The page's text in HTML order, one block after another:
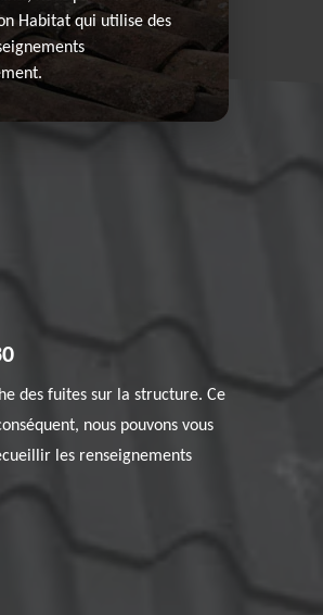
Habitat qui utilise des
des fuites sur la structure. Ce
nous pouvons vous
les renseignements